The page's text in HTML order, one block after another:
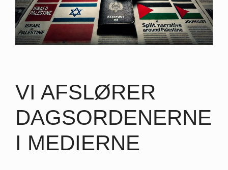
VI AFSLØRER
DAGSORDENERNE
I MEDIERNE